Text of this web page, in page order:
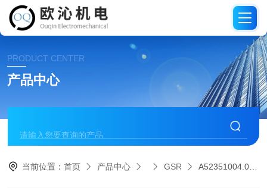
PRODUCT CENTER
产品中心
当前位置：首页 产品中心 GSR A52351004.012XX德国GSR电磁阀线圈